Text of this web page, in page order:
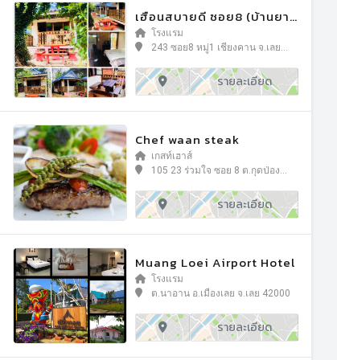
เฮือนสบายดี ซอย8 (บ้านยาย
ดก)โรงแรม
243 ซอย8 หมู่1 เชียงคาน จ.เลย
รายละเอียด
Chef waan steak
เกสท์เฮาส์
105 23 ร่วมใจ ซอย 8 ต.กุดป่อง
รายละเอียด
Muang Loei Airport Hotel
โรงแรม
ต.นาอาน อ.เมืองเลย จ.เลย 42000
รายละเอียด